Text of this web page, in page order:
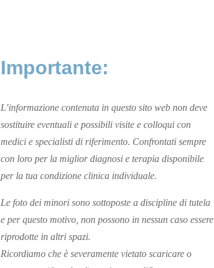
Importante:
L’informazione contenuta in questo sito web non deve
sostituire eventuali e possibili visite e colloqui con
medici e specialisti di riferimento. Confrontati sempre
con loro per la miglior diagnosi e terapia disponibile
per la tua condizione clinica individuale.
Le foto dei minori sono sottoposte a discipline di tutela
e per questo motivo, non possono in nessun caso essere
riprodotte in altri spazi.
Ricordiamo che è severamente vietato scaricare o